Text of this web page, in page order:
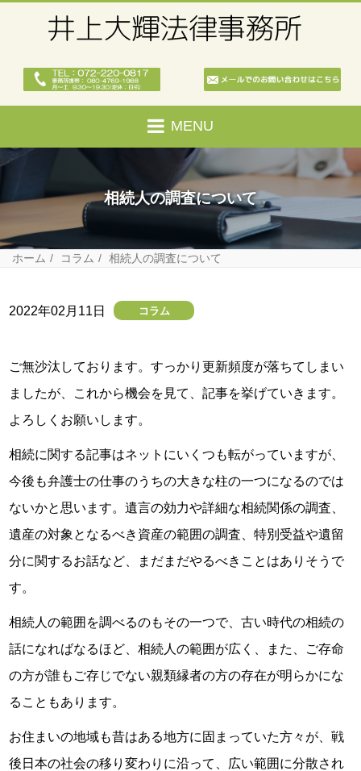
MENU
相続人の調査について
ホーム コラム 相続人の調査について
2022年02月11日 コラム
ご無沙汰しております。すっかり更新頻度が落ちてしまい
ましたが、これから機会を見て、記事を挙げていきます。
よろしくお願いします。
相続に関する記事はネットにいくつも転がっていますが、
今後も弁護士の仕事のうちの大きな柱の一つになるのでは
ないかと思います。遺言の効力や詳細な相続関係の調査、
遺産の対象となるべき資産の範囲の調査、特別受益や遺留
分に関するお話など、まだまだやるべきことはありそうで
す。
相続人の範囲を調べるのもその一つで、古い時代の相続の
話になればなるほど、相続人の範囲が広く、また、ご存命
の方が誰もご存じでない親類縁者の方の存在が明らかにな
ることもあります。
お住まいの地域も昔はある地方に固まっていた方々が、戦
後日本の社会の移り変わりに沿って、広い範囲に分散され